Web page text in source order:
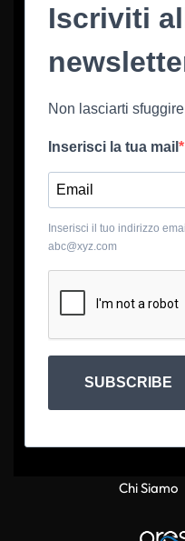
Iscriviti
Non lasciarti
Inserisci la tua mail
Inserisci il tuo indirizzo
abc@xyz.com
SUBSCRIBE
Chi Siamo